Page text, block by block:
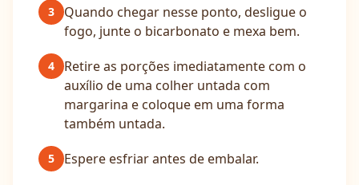
3
Quando chegar nesse ponto, desligue o
fogo, junte o bicarbonato e mexa bem.
4
Retire as porções imediatamente com o
auxílio de uma colher untada com
margarina e coloque em uma forma
também untada.
5 Espere esfriar antes de embalar.